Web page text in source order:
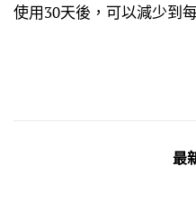
使用30天後，可以減少到
最